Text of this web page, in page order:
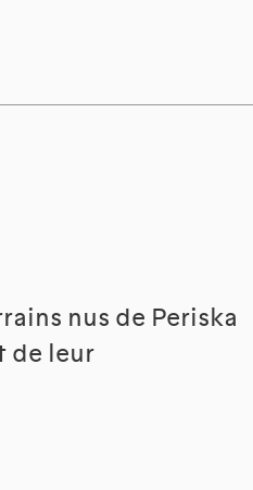
nus de Periska
de leur